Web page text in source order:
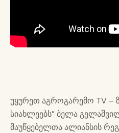
უყურეთ აგროგარემო TV –
სიახლეებს” ბელა
მაუწყებელთა ალიანსის